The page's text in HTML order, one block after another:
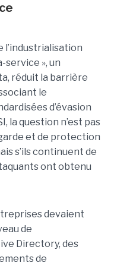
l’industrialisation
service », un
réduit la barrière
le
d’évasion
la question n’est pas
et de protection
s’ils continuent de
ont obtenu
devaient
de
Directory, des
de